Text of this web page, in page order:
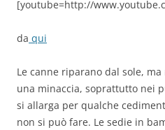
[youtube=http://
da qui
Le canne riparano dal sole, ma
una minaccia, soprattutto nei
si allarga per qualche
non si può fare. Le sedie in